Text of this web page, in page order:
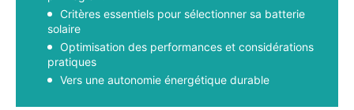
Critères essentiels pour sélectionner sa batterie
solaire
Optimisation des performances et considérations
pratiques
Vers une autonomie énergétique durable